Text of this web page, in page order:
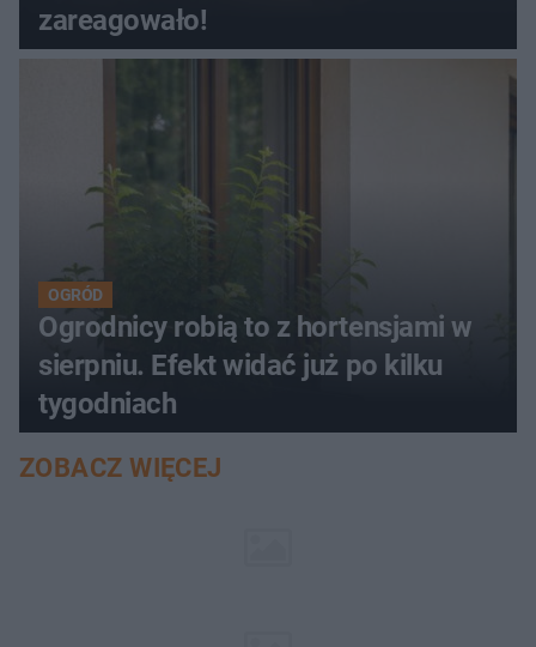
zareagowało!
OGRÓD
Ogrodnicy robią to z hortensjami w
sierpniu. Efekt widać już po kilku
tygodniach
ZOBACZ WIĘCEJ